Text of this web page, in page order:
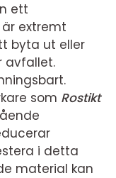
ett
extremt
byta ut eller
avfallet.
som Rostikt
i detta
material kan